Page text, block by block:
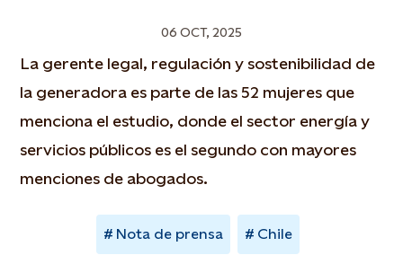
06 OCT, 2025
La gerente legal, regulación y sostenibilidad de
la generadora es parte de las 52 mujeres que
menciona el estudio, donde el sector energía y
servicios públicos es el segundo con mayores
menciones de abogados.
Nota de prensa Chile